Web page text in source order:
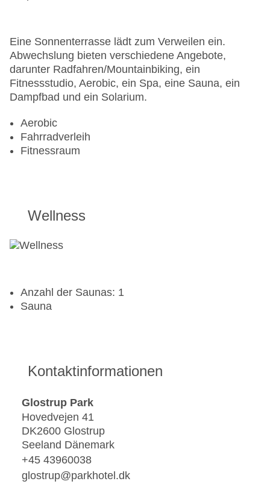
Eine Sonnenterrasse lädt zum Verweilen ein.
Abwechslung bieten verschiedene Angebote,
darunter Radfahren/Mountainbiking, ein
Fitnessstudio, Aerobic, ein Spa, eine Sauna, ein
Dampfbad und ein Solarium.
Aerobic
Fahrradverleih
Fitnessraum
Wellness
Anzahl der Saunas: 1
Sauna
Kontaktinformationen
Glostrup Park
Hovedvejen 41
DK2600 Glostrup
Seeland Dänemark
+45 43960038
glostrup@parkhotel.dk